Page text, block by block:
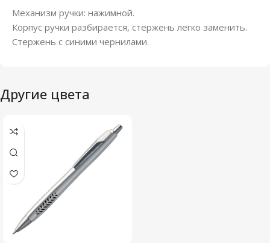
Механизм ручки: нажимной.
Корпус ручки разбирается, стержень легко заменить.
Стержень с синими чернилами.
Другие цвета